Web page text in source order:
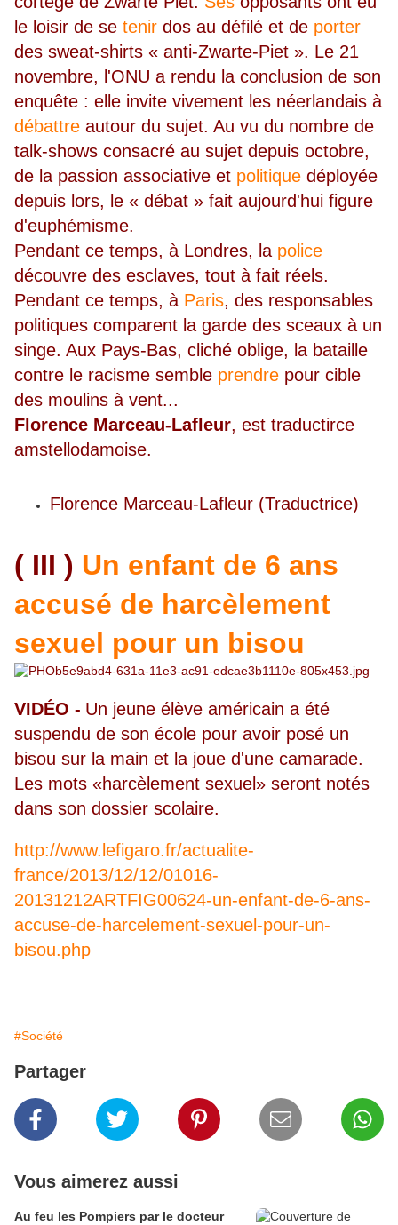
le loisir de se tenir dos au défilé et de porter
des sweat-shirts « anti-Zwarte-Piet ». Le 21
novembre, l'ONU a rendu la conclusion de son
enquête : elle invite vivement les néerlandais à
débattre autour du sujet. Au vu du nombre de
talk-shows consacré au sujet depuis octobre,
de la passion associative et politique déployée
depuis lors, le « débat » fait aujourd'hui figure
d'euphémisme.
Pendant ce temps, à Londres, la police
découvre des esclaves, tout à fait réels.
Pendant ce temps, à Paris, des responsables
politiques comparent la garde des sceaux à un
singe. Aux Pays-Bas, cliché oblige, la bataille
contre le racisme semble prendre pour cible
des moulins à vent...
Florence Marceau-Lafleur, est traductirce
amstellodamoise.
Florence Marceau-Lafleur (Traductrice)
( III ) Un enfant de 6 ans
accusé de harcèlement
sexuel pour un bisou
VIDÉO - Un jeune élève américain a été
suspendu de son école pour avoir posé un
bisou sur la main et la joue d'une camarade.
Les mots «harcèlement sexuel» seront notés
dans son dossier scolaire.
http://www.lefigaro.fr/actualite-
france/2013/12/12/01016-
20131212ARTFIG00624-un-enfant-de-6-ans-
accuse-de-harcelement-sexuel-pour-un-
bisou.php
#Société
Partager
Vous aimerez aussi
Au feu les Pompiers par le docteur